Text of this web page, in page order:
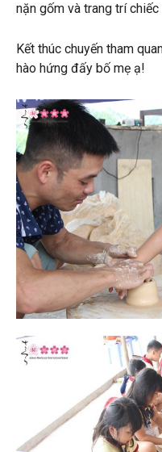
nặn gốm và trang trí
Kết thúc chuyến tham
hào hứng đấy bố mẹ ạ!